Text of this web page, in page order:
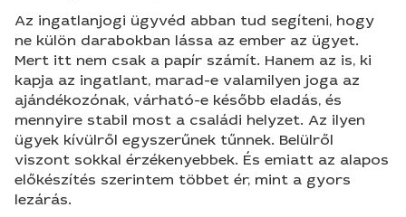
Az ingatlanjogi ügyvéd abban tud segíteni, hogy
ne külön darabokban lássa az ember az ügyet.
Mert itt nem csak a papír számít. Hanem az is, ki
kapja az ingatlant, marad-e valamilyen joga az
ajándékozónak, várható-e később eladás, és
mennyire stabil most a családi helyzet. Az ilyen
ügyek kívülről egyszerűnek tűnnek. Belülről
viszont sokkal érzékenyebbek. És emiatt az alapos
előkészítés szerintem többet ér, mint a gyors
lezárás.